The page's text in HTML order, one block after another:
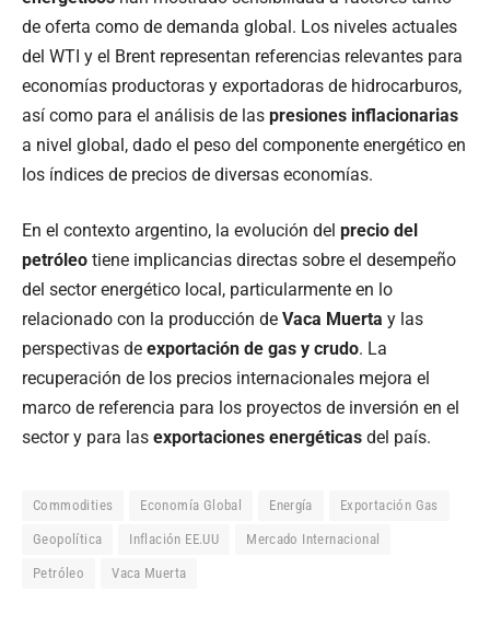
de oferta como de demanda global. Los niveles actuales
del WTI y el Brent representan referencias relevantes para
economías productoras y exportadoras de hidrocarburos,
así como para el análisis de las presiones inflacionarias
a nivel global, dado el peso del componente energético en
los índices de precios de diversas economías.
En el contexto argentino, la evolución del precio del
petróleo tiene implicancias directas sobre el desempeño
del sector energético local, particularmente en lo
relacionado con la producción de Vaca Muerta y las
perspectivas de exportación de gas y crudo. La
recuperación de los precios internacionales mejora el
marco de referencia para los proyectos de inversión en el
sector y para las exportaciones energéticas del país.
Commodities Economía Global Energía Exportación Gas
Geopolítica Inflación EE.UU Mercado Internacional
Petróleo Vaca Muerta